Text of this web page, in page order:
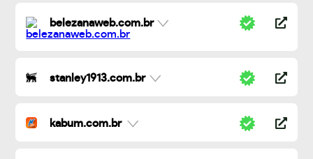
belezanaweb.com.br
stanley1913.com.br
kabum.com.br